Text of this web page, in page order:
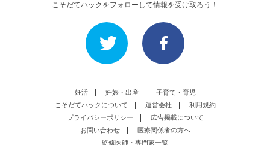
こそだてハックをフォローして情報を受け取ろう！
妊活 妊娠・出産
子育て・育児
こそだてハックについて
運営会社
利用規約
プライバシーポリシー
広告掲載について
お問い合わせ
医療関係者の方へ
監修医師・専門家一覧